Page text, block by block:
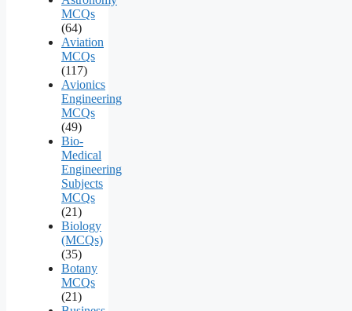
MCQs
(64)
Aviation
MCQs
(117)
Avionics
Engineering
MCQs
(49)
Bio-
Medical
Engineering
Subjects
MCQs
(21)
Biology
(MCQs)
(35)
Botany
MCQs
(21)